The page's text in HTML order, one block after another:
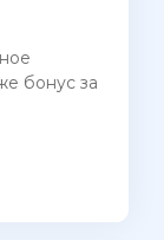
бонус за